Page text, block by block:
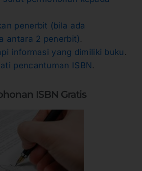
penerbit (bila ada
antara 2 penerbit) .
informasi yang dimiliki buku .
pencantuman ISBN .
ISBN Gratis